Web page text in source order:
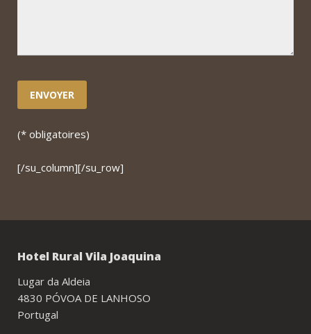
(* obligatoires)
[/su_column][/su_row]
Hotel Rural Vila Joaquina
Lugar da Aldeia
4830 PÓVOA DE LANHOSO
Portugal